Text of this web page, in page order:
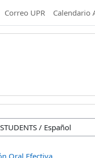
Correo UPR Calendario
Oral Efectiva